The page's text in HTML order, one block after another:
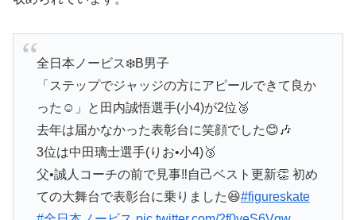
全日本ノービス❄️B男子
「ステップでジャッジの方にアピールできて良か
った☺️」と田内誠悟選手(小4)が2位🥈
去年は届かなかった表彰台に笑顔でした😊🎶
3位は中田璃士選手(りお•小4)🥉
父•誠人コーチの前で見事‼️自己ベスト更新👏 初め
ての大舞台で表彰台に乗りました😆#figureskate